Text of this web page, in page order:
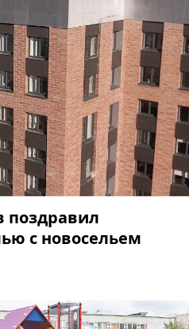
с новосельем